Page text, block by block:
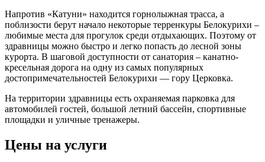
Напротив «Катуни» находится горнолыжная трасса, а
поблизости берут начало некоторые терренкуры Белокурихи –
любимые места для прогулок среди отдыхающих. Поэтому от
здравницы можно быстро и легко попасть до лесной зоны
курорта. В шаговой доступности от санатория – канатно-
кресельная дорога на одну из самых популярных
достопримечательностей Белокурихи — гору Церковка.
На территории здравницы есть охраняемая парковка для
автомобилей гостей, большой летний бассейн, спортивные
площадки и уличные тренажеры.
Цены на услуги